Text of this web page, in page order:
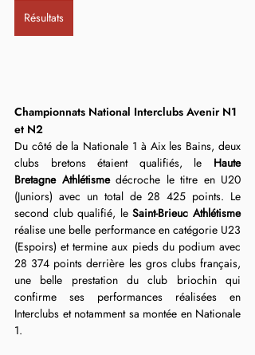
Résultats
Championnats National Interclubs Avenir N1
et N2
Du côté de la Nationale 1 à Aix les Bains, deux
clubs bretons étaient qualifiés, le Haute
Bretagne Athlétisme décroche le titre en U20
(Juniors) avec un total de 28 425 points. Le
second club qualifié, le Saint-Brieuc Athlétisme
réalise une belle performance en catégorie U23
(Espoirs) et termine aux pieds du podium avec
28 374 points derrière les gros clubs français,
une belle prestation du club briochin qui
confirme ses performances réalisées en
Interclubs et notamment sa montée en Nationale
1.